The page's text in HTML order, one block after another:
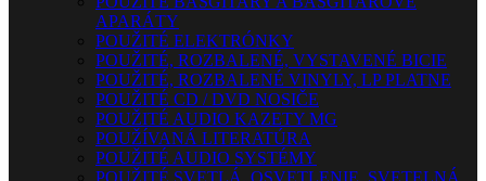
APARÁTY
POUŽITÉ ELEKTRÓNKY
POUŽITÉ, ROZBALENÉ, VYSTAVENÉ BICIE
POUŽITÉ, ROZBALENÉ VINYLY, LP PLATNE
POUŽITÉ CD / DVD NOSIČE
POUŽITÉ AUDIO KAZETY MG
POUŽÍVANÁ LITERATÚRA
POUŽITÉ AUDIO SYSTÉMY
POUŽITÉ SVETLÁ, OSVETLENIE, SVETELNÁ